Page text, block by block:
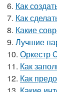
6. Как
7. Как
8. Какие
9. Лучшие
10. Оркестр
11. Как
12. Как